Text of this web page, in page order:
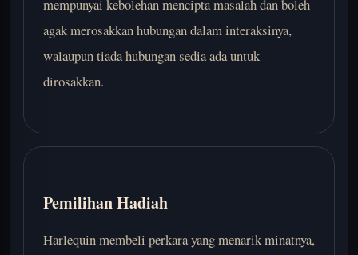
mempunyai kebolehan mencipta masalah dan boleh
agak merosakkan hubungan dalam interaksinya,
walaupun tiada hubungan sedia ada untuk
dirosakkan.
Pemilihan Hadiah
Harlequin membeli perkara yang menarik minatnya,